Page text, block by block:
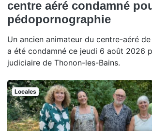
centre aéré condamné
pédopornographie
Un ancien animateur du centre-aéré
a été condamné ce jeudi 6 août 2026
judiciaire de Thonon-les-Bains.
Locales